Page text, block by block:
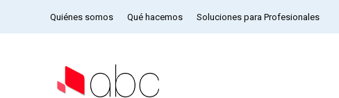
Quiénes somos Qué hacemos Soluciones para Profesionales